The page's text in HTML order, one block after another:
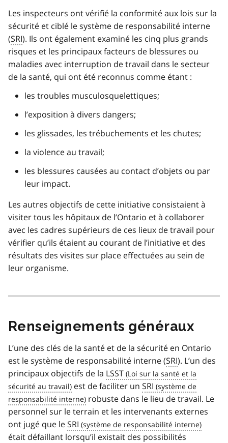
Les inspecteurs ont vérifié la conformité aux lois sur la
sécurité et ciblé le système de responsabilité interne
(SRI). Ils ont également examiné les cinq plus grands
risques et les principaux facteurs de blessures ou
maladies avec interruption de travail dans le secteur
de la santé, qui ont été reconnus comme étant :
les troubles musculosquelettiques;
l’exposition à divers dangers;
les glissades, les trébuchements et les chutes;
la violence au travail;
les blessures causées au contact d’objets ou par
leur impact.
Les autres objectifs de cette initiative consistaient à
visiter tous les hôpitaux de l’Ontario et à collaborer
avec les cadres supérieurs de ces lieux de travail pour
vérifier qu’ils étaient au courant de l’initiative et des
résultats des visites sur place effectuées au sein de
leur organisme.
Renseignements généraux
L’une des clés de la santé et de la sécurité en Ontario
est le système de responsabilité interne (SRI). L’un des
principaux objectifs de la LSST
est de faciliter un SRI
robuste dans le lieu de travail. Le
personnel sur le terrain et les intervenants externes
ont jugé que leSRI
était défaillant lorsqu’il existait des possibilités